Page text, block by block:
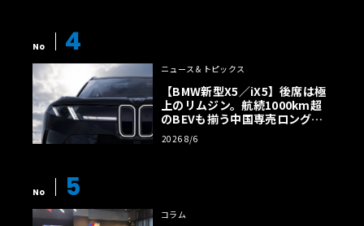
No 4
ニュース＆トピックス
【BMW新型X5／iX5】後席は極
上のリムジン。航続1000km超
のBEVも揃う中国専売ロング仕
様の全貌
2026 8/6
No 5
コラム